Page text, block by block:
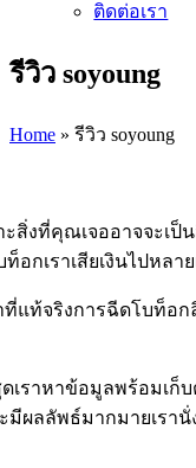
ติดต่อเรา
รีวิว soyoung
Home » รีวิว soyoung
งที่คุณเจออาจจะเป็
กเราเสียเงินไปหลา
าที่แท้จริงการฉีดโบ
เราหาข้อมูลพร้อมเก็
ผลลัพธ์มากมายเรา